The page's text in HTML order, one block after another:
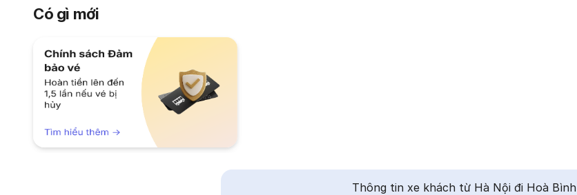
Có gì mới
Thông tin xe khách từ Hà Nội đi Hoà Bình